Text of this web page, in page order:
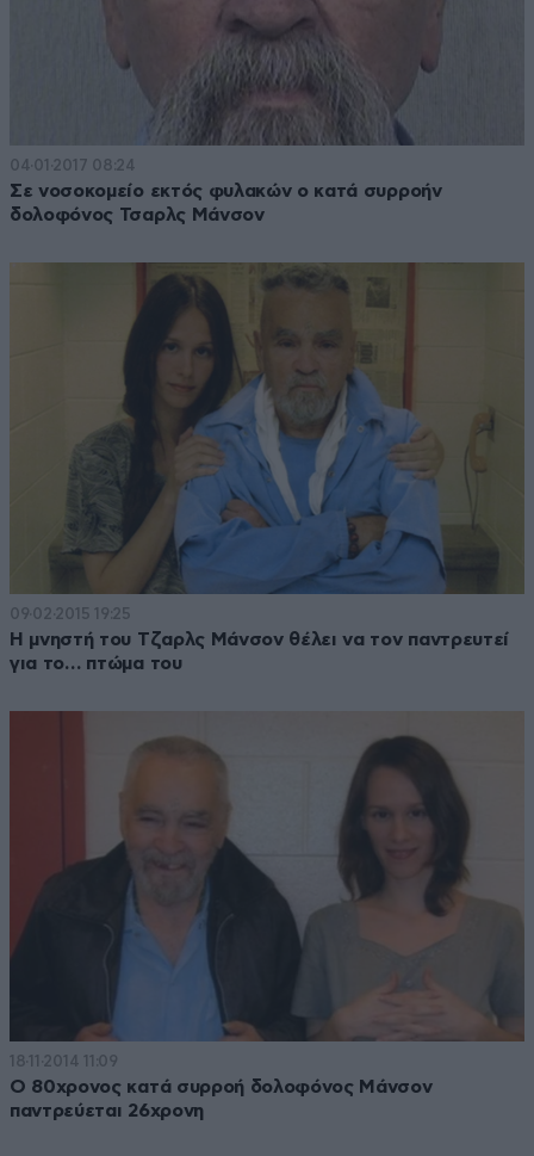
04·01·2017 08:24
Σε νοσοκομείο εκτός φυλακών ο κατά συρροήν
δολοφόνος Τσαρλς Μάνσον
09·02·2015 19:25
Η μνηστή του Τζαρλς Μάνσον θέλει να τον παντρευτεί
για το… πτώμα του
18·11·2014 11:09
Ο 80χρονος κατά συρροή δολοφόνος Μάνσον
παντρεύεται 26χρονη